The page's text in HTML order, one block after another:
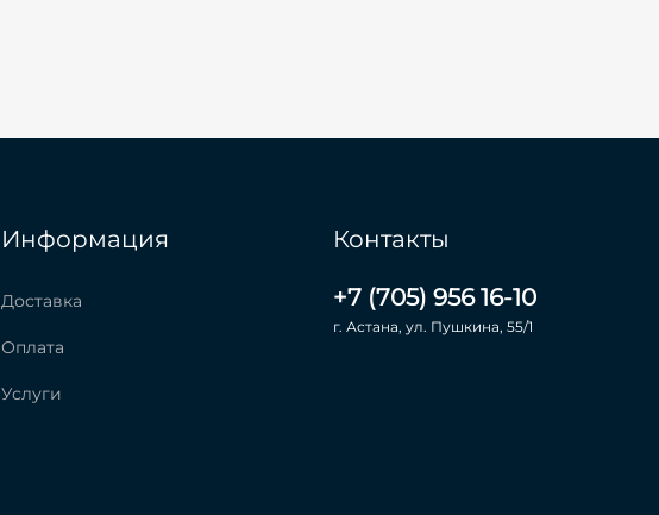
Информация
Доставка
Оплата
Услуги
Контакты
+7 (705) 956 16-10
г. Астана, ул. Пушкина, 55/1